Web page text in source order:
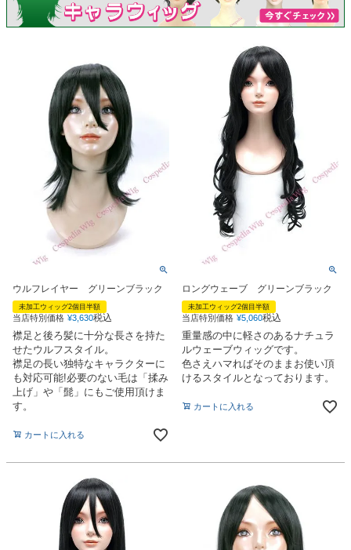
ウルフレイヤー グリーンブラック
未加工ウィッグ2個目半額
当店特別価格 ¥3,630税込
襟足と後ろ髪に十分な長さを持た
せたウルフスタイル。
襟足の長い独特なキャラクターに
も対応可能!必要のない毛は「揉み
上げ」や「髭」にもご使用頂けま
す。
カートに入れる
ロングウェーブ グリーンブラック
未加工ウィッグ2個目半額
当店特別価格 ¥5,060税込
重量感の中に軽さのあるナチュラ
ルウェーブウィッグです。
色さえハマればそのままお使い頂
けるスタイルとなっております。
カートに入れる